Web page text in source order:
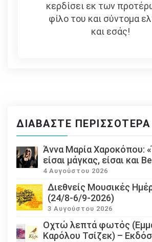
κερδίσει εκ των
φίλο του και σύντομα
και εσάς!
ΔΙΑΒΆΣΤΕ ΠΕΡΙΣΣΌΤΕΡΑ
Άννα Μαρία Χαροκόπου:
είσαι μάγκας, είσαι και
4 Αυγούστου 2026
Διεθνείς Μουσικές
(24/8-6/9-2026)
3 Αυγούστου 2026
Οχτώ λεπτά φωτός
Καρόλου Τσίζεκ) –